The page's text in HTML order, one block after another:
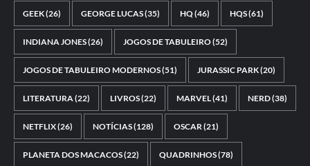
GEEK(26) GEORGE LUCAS(35) HQ(46) HQS(61)
INDIANA JONES(26) JOGOS DE TABULEIRO(52)
JOGOS DE TABULEIRO MODERNOS(51) JURASSIC PARK(20)
LITERATURA(22) LIVROS(22) MARVEL(41) NERD(38)
NETFLIX(26) NOTÍCIAS(128) OSCAR(21)
PLANETA DOS MACACOS(22) QUADRINHOS(78)